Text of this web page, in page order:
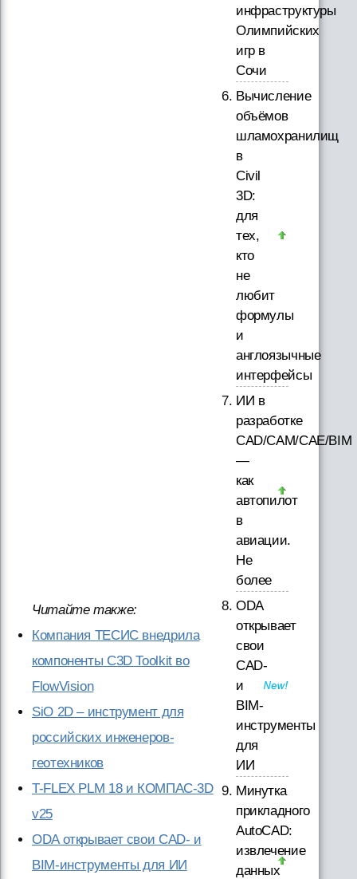
Читайте также:
Компания ТЕСИС внедрила
компоненты C3D Toolkit во
FlowVision
SiO 2D – инструмент для
российских инженеров-
геотехников
T-FLEX PLM 18 и КОМПАС-3D
v25
ODA открывает свои CAD- и
BIM-инструменты для ИИ
инфраструктуры
Олимпийских
игр в
Сочи
Вычисление
объёмов
шламохранилищ
в
Civil
3D:
для
тех,
кто
не
любит
формулы
и
англоязычные
интерфейсы
ИИ в
разработке
CAD/CAM/CAE/BIM
—
как
автопилот
в
авиации.
Не
более
ODA
открывает
свои
CAD-
и
BIM-
инструменты
для
ИИ
Минутка
прикладного
AutoCAD:
извлечение
данных